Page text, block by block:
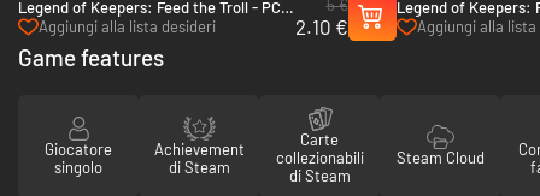
Legend of Keepers: Feed the Troll - PC
& Mac (Steam)
Aggiungi alla lista desideri
5 €
2.10 €
Legend of Keepers:
Goddess - PC & Mac
Aggiungi alla lista
Game features
Giocatore
singolo
Achievement
di Steam
Carte
collezionabili
di Steam
Steam Cloud